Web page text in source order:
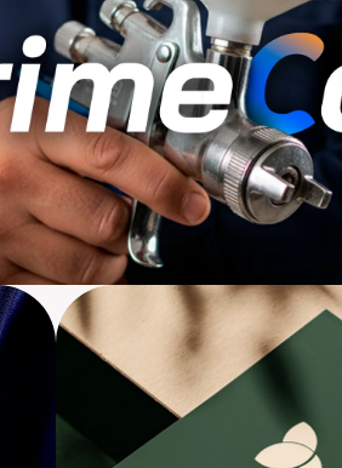
Nova Identidade